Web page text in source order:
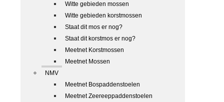
Witte gebieden mossen
Witte gebieden korstmossen
Staat dit mos er nog?
Staat dit korstmos er nog?
Meetnet Korstmossen
Meetnet Mossen
NMV
Meetnet Bospaddenstoelen
Meetnet Zeereeppaddenstoelen